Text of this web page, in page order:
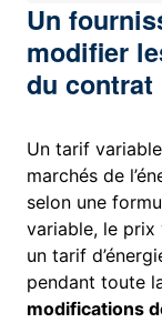
Un
modifier
du contrat
Un tarif
marchés de
selon une
variable, le
un tarif
pendant toute
modifications